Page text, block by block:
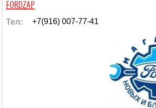
FORDZAP
Тел: +7(916) 007-77-41